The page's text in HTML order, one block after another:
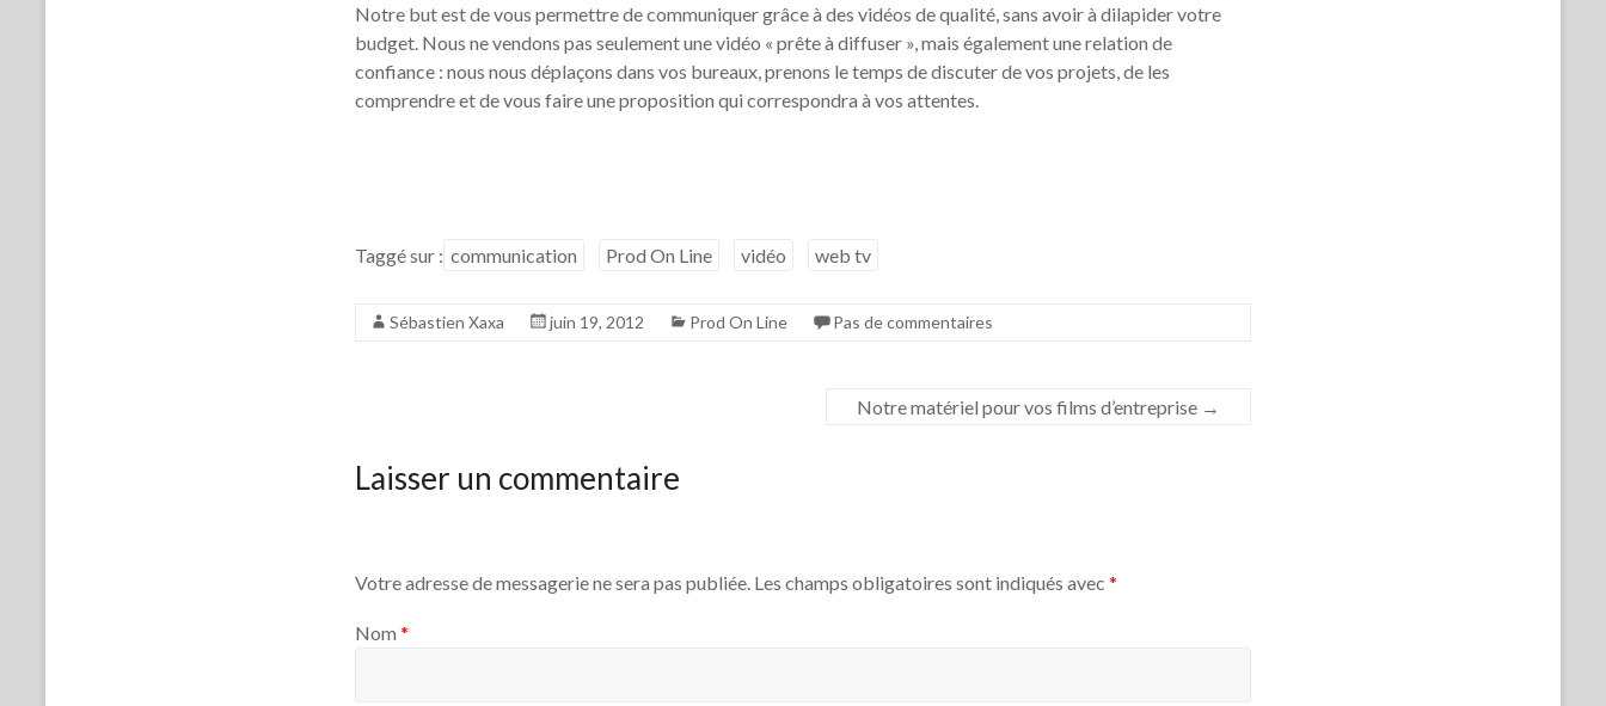
Notre but est de vous permettre de communiquer grâce à des vidéos de qualité, sans avoir à dilapider votre
budget. Nous ne vendons pas seulement une vidéo « prête à diffuser », mais également une relation de
confiance : nous nous déplaçons dans vos bureaux, prenons le temps de discuter de vos projets, de les
comprendre et de vous faire une proposition qui correspondra à vos attentes.
Taggé sur : communication Prod On Line vidéo web tv
Sébastien Xaxa juin 19, 2012 Prod On Line Pas de commentaires
Notre matériel pour vos films d’entreprise →
Laisser un commentaire
Votre adresse de messagerie ne sera pas publiée. Les champs obligatoires sont indiqués avec *
Nom *